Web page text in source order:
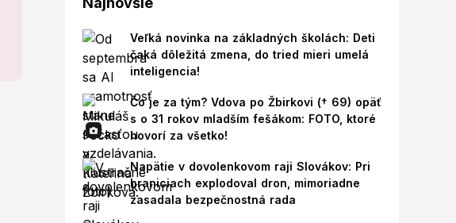
Veľká novinka na základných školách: Deti
čaká dôležitá zmena, do tried mieri umelá
inteligencia!
Čo je za tým? Vdova po Žbirkovi († 69) opäť
s o 31 rokov mladším fešákom: FOTO, ktoré
hovorí za všetko!
Napätie v dovolenkovom raji Slovákov: Pri
hraniciach explodoval dron, mimoriadne
zasadala bezpečnostná rada